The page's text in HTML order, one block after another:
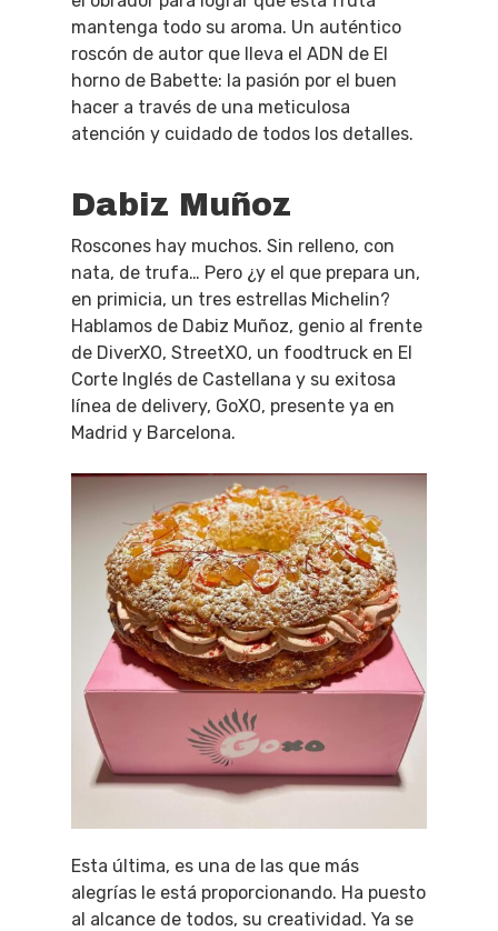
mantenga todo su aroma. Un auténtico
roscón de autor que lleva el ADN de El
horno de Babette: la pasión por el buen
hacer a través de una meticulosa
atención y cuidado de todos los detalles.
Dabiz Muñoz
Roscones hay muchos. Sin relleno, con
nata, de trufa… Pero ¿y el que prepara un,
en primicia, un tres estrellas Michelin?
Hablamos de Dabiz Muñoz, genio al frente
de DiverXO, StreetXO, un foodtruck en El
Corte Inglés de Castellana y su exitosa
línea de delivery, GoXO, presente ya en
Madrid y Barcelona.
Esta última, es una de las que más
alegrías le está proporcionando. Ha puesto
al alcance de todos, su creatividad. Ya se
Museos Y
Teatro
Restaurantes
Rutas Por Madrid
VIAJES
BEAUTY